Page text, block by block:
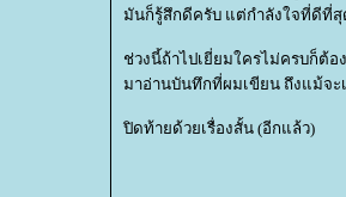
มันก็รู้สึกดีครับ แต่กำลังใจที่ดีที่
ช่วงนี้ถ้าไปเยี่ยมใครไม่ครบก็ต้
มาอ่านบันทึกที่ผมเขียน ถึงแม้จะ
ปิดท้ายด้วยเรื่องสั้น (อีกแล้ว)